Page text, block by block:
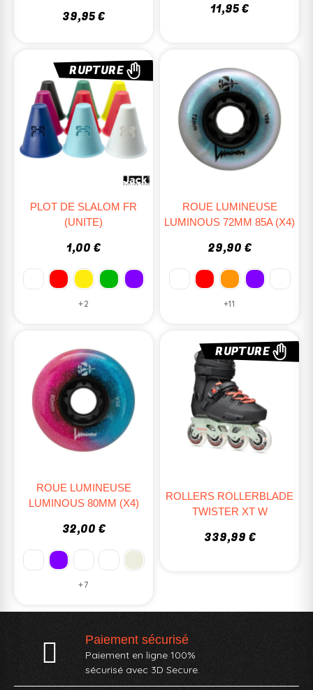
39,95 € 11,95 €
RUPTURE
PLOT DE SLALOM FR
(UNITE)
1,00 €
+2
ROUE LUMINEUSE
LUMINOUS 72MM 85A (X4)
29,90 €
+11
ROUE LUMINEUSE
LUMINOUS 80MM (X4)
32,00 €
+7
RUPTURE
ROLLERS ROLLERBLADE
TWISTER XT W
339,99 €
Paiement sécurisé
Paiement en ligne 100%
sécurisé avec 3D Secure.